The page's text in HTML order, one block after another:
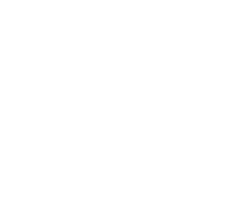
mit webPDF
webPDF erstellen
ActionTypes
Objekt
ActionTypes
Neuerungen
webPDF
Webservice Image
Dokumente teilen